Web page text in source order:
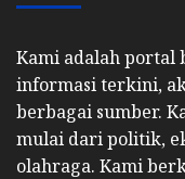
Kami adalah portal
informasi terkini,
berbagai sumber.
mulai dari politik,
olahraga. Kami